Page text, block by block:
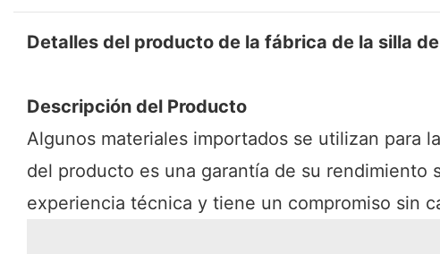
Detalles del producto de la fábrica de la silla
Descripción del Producto
Algunos materiales importados se utilizan para
del producto es una garantía de su rendimiento
experiencia técnica y tiene un compromiso sin